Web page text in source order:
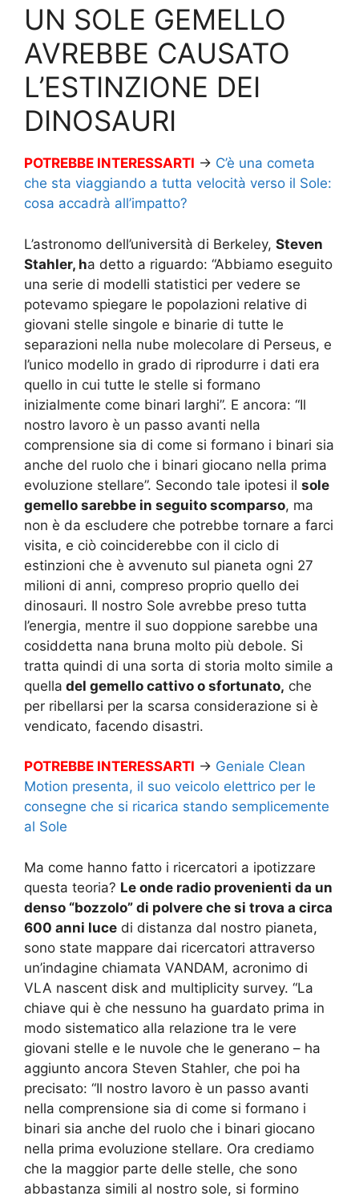
UN SOLE GEMELLO
AVREBBE CAUSATO
L’ESTINZIONE DEI
DINOSAURI
POTREBBE INTERESSARTI → C’è una cometa
che sta viaggiando a tutta velocità verso il Sole:
cosa accadrà all’impatto?
L’astronomo dell’università di Berkeley, Steven
Stahler, ha detto a riguardo: “Abbiamo eseguito
una serie di modelli statistici per vedere se
potevamo spiegare le popolazioni relative di
giovani stelle singole e binarie di tutte le
separazioni nella nube molecolare di Perseus, e
l’unico modello in grado di riprodurre i dati era
quello in cui tutte le stelle si formano
inizialmente come binari larghi”. E ancora: “Il
nostro lavoro è un passo avanti nella
comprensione sia di come si formano i binari sia
anche del ruolo che i binari giocano nella prima
evoluzione stellare”. Secondo tale ipotesi il sole
gemello sarebbe in seguito scomparso, ma
non è da escludere che potrebbe tornare a farci
visita, e ciò coinciderebbe con il ciclo di
estinzioni che è avvenuto sul pianeta ogni 27
milioni di anni, compreso proprio quello dei
dinosauri. Il nostro Sole avrebbe preso tutta
l’energia, mentre il suo doppione sarebbe una
cosiddetta nana bruna molto più debole. Si
tratta quindi di una sorta di storia molto simile a
quella del gemello cattivo o sfortunato, che
per ribellarsi per la scarsa considerazione si è
vendicato, facendo disastri.
POTREBBE INTERESSARTI → Geniale Clean
Motion presenta, il suo veicolo elettrico per le
consegne che si ricarica stando semplicemente
al Sole
Ma come hanno fatto i ricercatori a ipotizzare
questa teoria? Le onde radio provenienti da un
denso “bozzolo” di polvere che si trova a circa
600 anni luce di distanza dal nostro pianeta,
sono state mappare dai ricercatori attraverso
un’indagine chiamata VANDAM, acronimo di
VLA nascent disk and multiplicity survey. “La
chiave qui è che nessuno ha guardato prima in
modo sistematico alla relazione tra le vere
giovani stelle e le nuvole che le generano – ha
aggiunto ancora Steven Stahler, che poi ha
precisato: “Il nostro lavoro è un passo avanti
nella comprensione sia di come si formano i
binari sia anche del ruolo che i binari giocano
nella prima evoluzione stellare. Ora crediamo
che la maggior parte delle stelle, che sono
abbastanza simili al nostro sole, si formino